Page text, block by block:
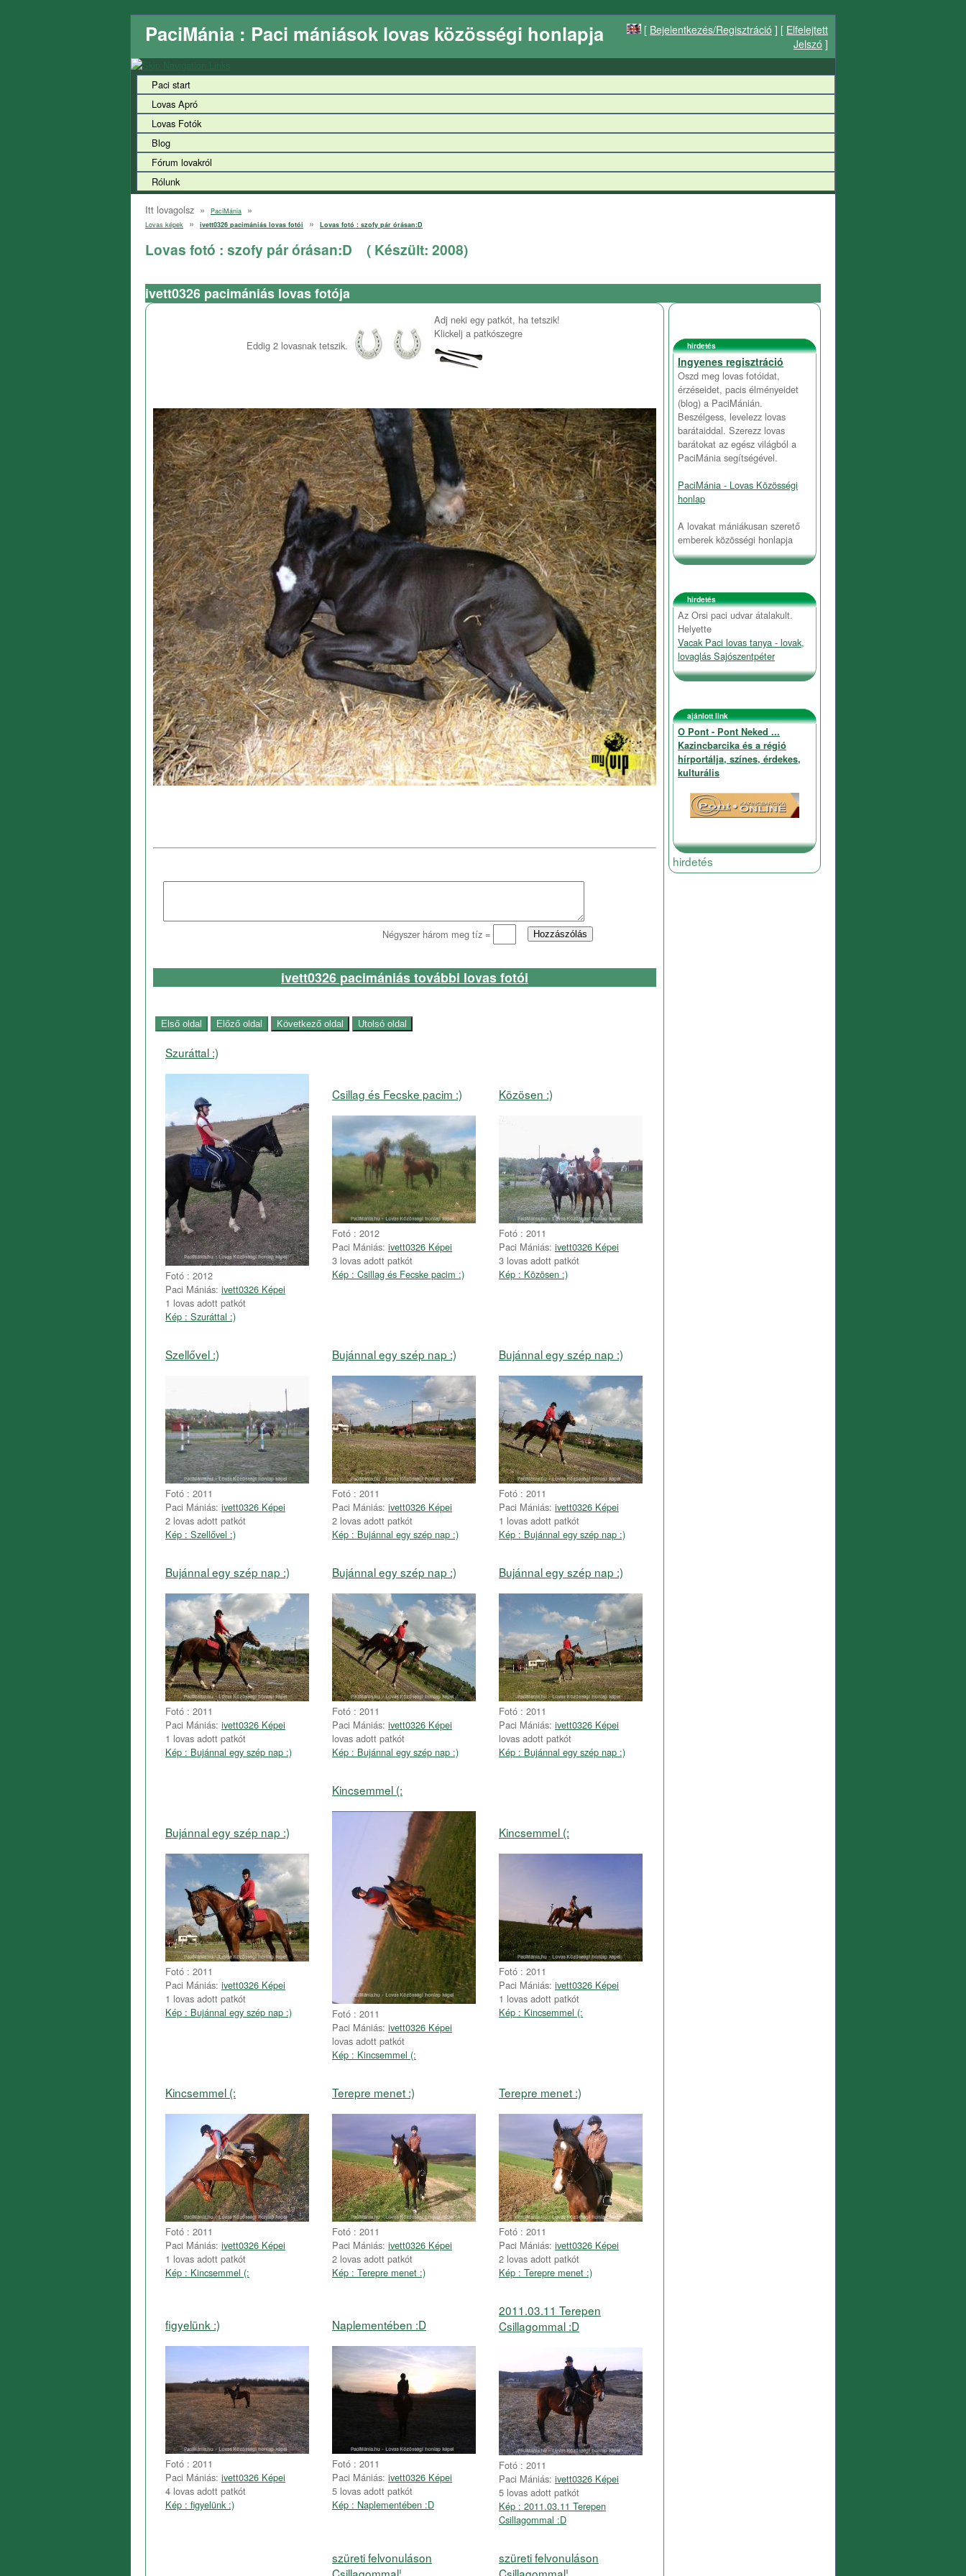
PaciMánia : Paci mániások lovas közösségi honlapja [ Bejelentkezés/Regisztráció ] [ Elfelejtett
Jelszó ]
Paci start
Lovas Apró
Lovas Fotók
Blog
Fórum lovakról
Rólunk
Itt lovagolsz » PaciMánia »
Lovas képek » ivett0326 pacimániás lovas fotói » Lovas fotó : szofy pár órásan:D
Lovas fotó : szofy pár órásan:D ( Készült: 2008)
ivett0326 pacimániás lovas fotója
Eddig 2 lovasnak tetszik.
Adj neki egy patkót, ha tetszik!
Klickelj a patkószegre
Négyszer három meg tíz =
ivett0326 pacimániás további lovas fotói
Szuráttal :)
Fotó : 2012
Paci Mániás: ivett0326 Képei
1 lovas adott patkót
Kép : Szuráttal :)
Csillag és Fecske pacim :)
Fotó : 2012
Paci Mániás: ivett0326 Képei
3 lovas adott patkót
Kép : Csillag és Fecske pacim :)
Közösen :)
Fotó : 2011
Paci Mániás: ivett0326 Képei
3 lovas adott patkót
Kép : Közösen :)
Szellővel :)
Fotó : 2011
Paci Mániás: ivett0326 Képei
2 lovas adott patkót
Kép : Szellővel :)
Bujánnal egy szép nap :)
Fotó : 2011
Paci Mániás: ivett0326 Képei
2 lovas adott patkót
Kép : Bujánnal egy szép nap :)
Bujánnal egy szép nap :)
Fotó : 2011
Paci Mániás: ivett0326 Képei
1 lovas adott patkót
Kép : Bujánnal egy szép nap :)
Bujánnal egy szép nap :)
Fotó : 2011
Paci Mániás: ivett0326 Képei
1 lovas adott patkót
Kép : Bujánnal egy szép nap :)
Bujánnal egy szép nap :)
Fotó : 2011
Paci Mániás: ivett0326 Képei
lovas adott patkót
Kép : Bujánnal egy szép nap :)
Bujánnal egy szép nap :)
Fotó : 2011
Paci Mániás: ivett0326 Képei
lovas adott patkót
Kép : Bujánnal egy szép nap :)
Bujánnal egy szép nap :)
Fotó : 2011
Paci Mániás: ivett0326 Képei
1 lovas adott patkót
Kép : Bujánnal egy szép nap :)
Kincsemmel (:
Fotó : 2011
Paci Mániás: ivett0326 Képei
lovas adott patkót
Kép : Kincsemmel (:
Kincsemmel (:
Fotó : 2011
Paci Mániás: ivett0326 Képei
1 lovas adott patkót
Kép : Kincsemmel (:
Kincsemmel (:
Fotó : 2011
Paci Mániás: ivett0326 Képei
1 lovas adott patkót
Kép : Kincsemmel (:
Terepre menet :)
Fotó : 2011
Paci Mániás: ivett0326 Képei
2 lovas adott patkót
Kép : Terepre menet :)
Terepre menet :)
Fotó : 2011
Paci Mániás: ivett0326 Képei
2 lovas adott patkót
Kép : Terepre menet :)
figyelünk :)
Fotó : 2011
Paci Mániás: ivett0326 Képei
4 lovas adott patkót
Kép : figyelünk :)
Naplementében :D
Fotó : 2011
Paci Mániás: ivett0326 Képei
5 lovas adott patkót
Kép : Naplementében :D
2011.03.11 Terepen
Csillagommal :D
Fotó : 2011
Paci Mániás: ivett0326 Képei
5 lovas adott patkót
Kép : 2011.03.11 Terepen
Csillagommal :D
szüreti felvonuláson
szüreti felvonuláson
hirdetés
Ingyenes regisztráció
Oszd meg lovas fotóidat,
érzéseidet, pacis élményeidet
(blog) a PaciMánián.
Beszélgess, levelezz lovas
barátaiddal. Szerezz lovas
barátokat az egész világból a
PaciMánia segítségével.
PaciMánia - Lovas Közösségi
honlap
A lovakat mániákusan szerető
emberek közösségi honlapja
hirdetés
Az Orsi paci udvar átalakult.
Helyette
Vacak Paci lovas tanya - lovak,
lovaglás Sajószentpéter
ajánlott link
O Pont - Pont Neked ...
Kazincbarcika és a régió
hírportálja, színes, érdekes,
kulturális
hirdetés